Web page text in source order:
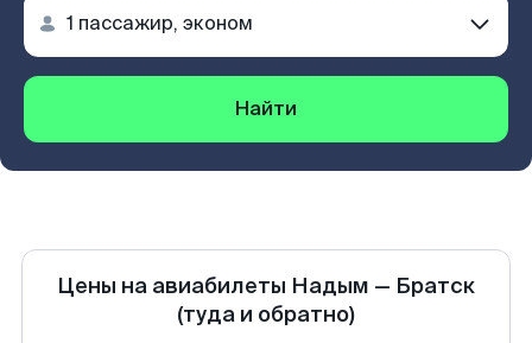
Найти
Цены на авиабилеты Надым — Братск
(туда и обратно)